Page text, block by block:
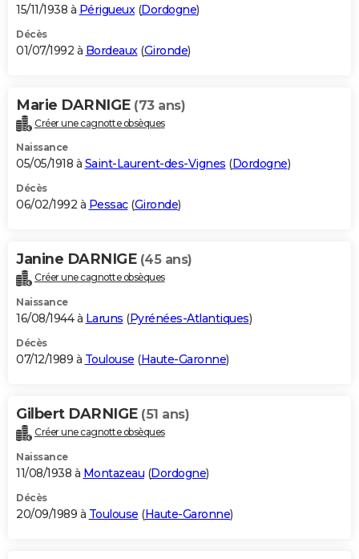
15/11/1938 à Périgueux (Dordogne)
Décès
01/07/1992 à Bordeaux (Gironde)
Marie DARNIGE (73 ans)
Créer une cagnotte obsèques
Naissance
05/05/1918 à Saint-Laurent-des-Vignes (Dordogne)
Décès
06/02/1992 à Pessac(Gironde)
Janine DARNIGE (45 ans)
Créer une cagnotte obsèques
Naissance
16/08/1944 à Laruns (Pyrénées-Atlantiques)
Décès
07/12/1989 à Toulouse (Haute-Garonne)
Gilbert DARNIGE (51 ans)
Créer une cagnotte obsèques
Naissance
11/08/1938 à Montazeau (Dordogne)
Décès
20/09/1989 à Toulouse (Haute-Garonne)